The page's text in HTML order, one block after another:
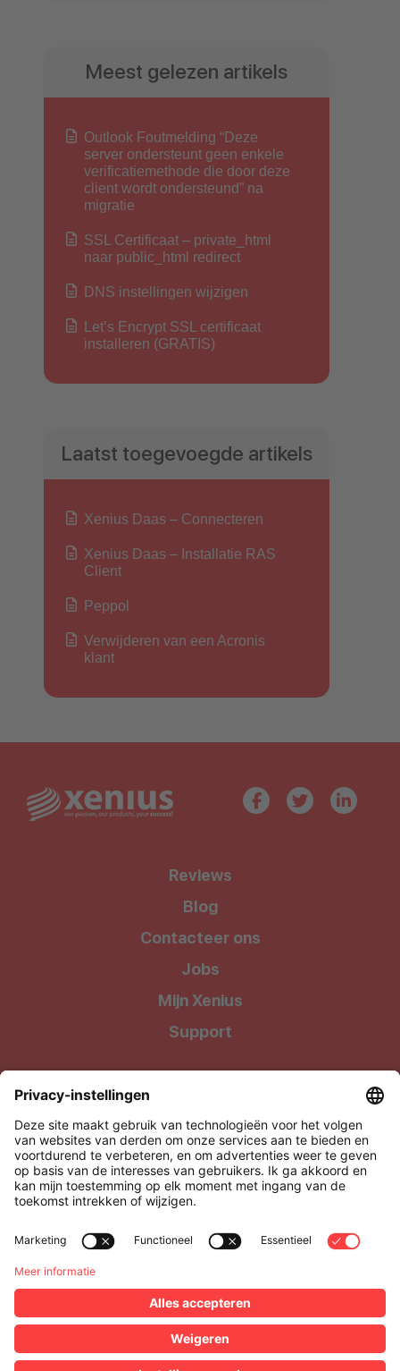
Meest gelezen artikels
Outlook Foutmelding “Deze
server ondersteunt geen enkele
verificatiemethode die door deze
client wordt ondersteund” na
migratie
SSL Certificaat – private_html
naar public_html redirect
DNS instellingen wijzigen
Let’s Encrypt SSL certificaat
installeren (GRATIS)
Laatst toegevoegde artikels
Xenius Daas – Connecteren
Xenius Daas – Installatie RAS
Client
Peppol
Verwijderen van een Acronis
klant
Reviews
Blog
Contacteer ons
Jobs
Mijn Xenius
Support
Wij geven onze klanten waar ze recht op hebben: Kwalitatieve
Xenius BV, onderdeel van Level27
Via Media 4, 3500 Hasselt, België
BTW: BE0505.928.838
support@xenius.be
Alle vermelde prijzen zijn exclusief BTW •Algemene